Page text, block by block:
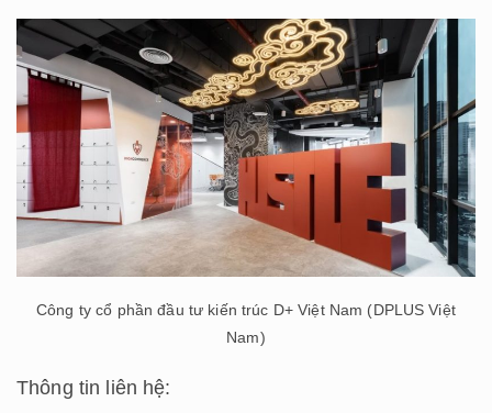
Công ty cổ phần đầu tư kiến trúc D+ Việt Nam (DPLUS Việt
Nam)
Thông tin liên hệ: